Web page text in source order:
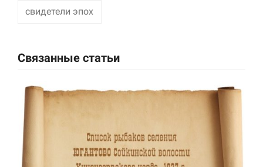
свидетели эпох
Связанные статьи
персонализированный